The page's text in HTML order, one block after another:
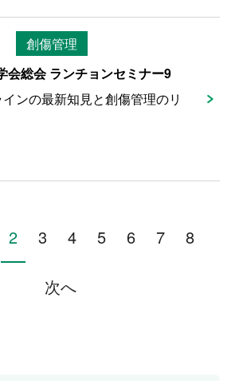
創傷管理
会総会 ランチョンセミナー9
ンの最新知見と創傷管理のリ
2 3 4 5 6 7 8
次へ